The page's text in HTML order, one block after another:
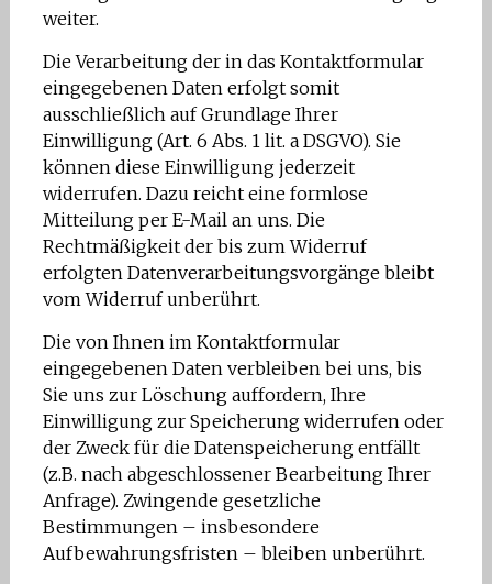
weiter.
Die Verarbeitung der in das Kontaktformular
eingegebenen Daten erfolgt somit
ausschließlich auf Grundlage Ihrer
Einwilligung (Art. 6 Abs. 1 lit. a DSGVO). Sie
können diese Einwilligung jederzeit
widerrufen. Dazu reicht eine formlose
Mitteilung per E-Mail an uns. Die
Rechtmäßigkeit der bis zum Widerruf
erfolgten Datenverarbeitungsvorgänge bleibt
vom Widerruf unberührt.
Die von Ihnen im Kontaktformular
eingegebenen Daten verbleiben bei uns, bis
Sie uns zur Löschung auffordern, Ihre
Einwilligung zur Speicherung widerrufen oder
der Zweck für die Datenspeicherung entfällt
(z.B. nach abgeschlossener Bearbeitung Ihrer
Anfrage). Zwingende gesetzliche
Bestimmungen – insbesondere
Aufbewahrungsfristen – bleiben unberührt.